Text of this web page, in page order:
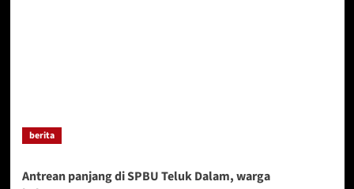
berita
Antrean panjang di SPBU Teluk Dalam, warga